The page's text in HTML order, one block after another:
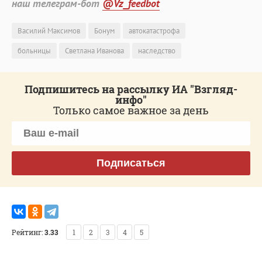
наш телеграм-бот @Vz_feedbot
Василий Максимов Бонум
автокатастрофа
больницы
Светлана Иванова наследство
Подпишитесь на рассылку ИА "Взгляд-
инфо"
Только самое важное за день
Подписаться
Рейтинг:3.33 1 2 3 4 5